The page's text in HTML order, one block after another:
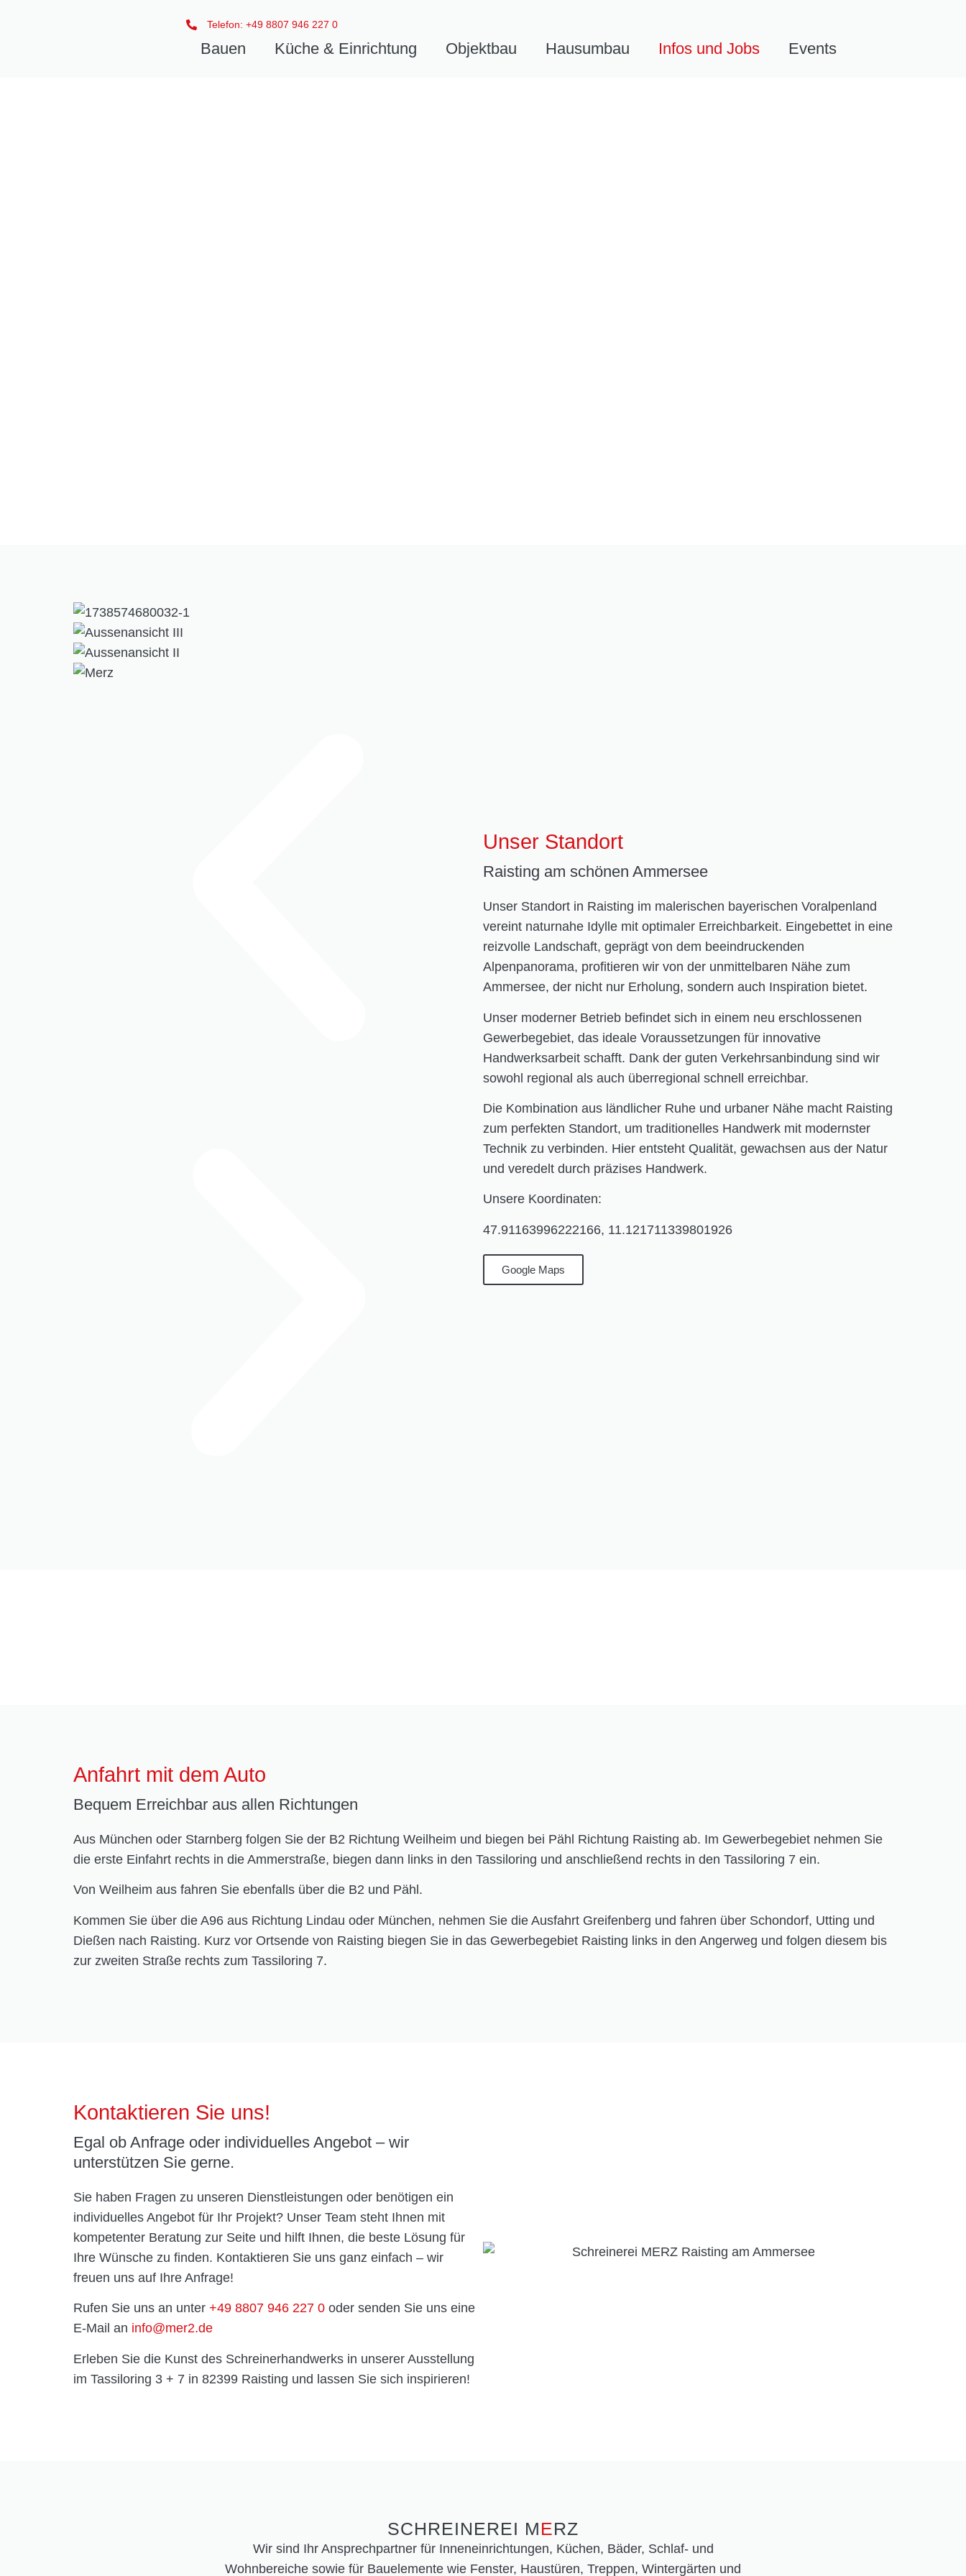
Telefon: +49 8807 946 227 0
Bauen Küche & Einrichtung Objektbau Hausumbau Infos und Jobs Events
Unser Standort
Raisting am schönen Ammersee
Unser Standort in Raisting im malerischen bayerischen Voralpenland
vereint naturnahe Idylle mit optimaler Erreichbarkeit. Eingebettet in eine
reizvolle Landschaft, geprägt von dem beeindruckenden
Alpenpanorama, profitieren wir von der unmittelbaren Nähe zum
Ammersee, der nicht nur Erholung, sondern auch Inspiration bietet.
Unser moderner Betrieb befindet sich in einem neu erschlossenen
Gewerbegebiet, das ideale Voraussetzungen für innovative
Handwerksarbeit schafft. Dank der guten Verkehrsanbindung sind wir
sowohl regional als auch überregional schnell erreichbar.
Die Kombination aus ländlicher Ruhe und urbaner Nähe macht Raisting
zum perfekten Standort, um traditionelles Handwerk mit modernster
Technik zu verbinden. Hier entsteht Qualität, gewachsen aus der Natur
und veredelt durch präzises Handwerk.
Unsere Koordinaten:
47.91163996222166, 11.121711339801926
Google Maps
Anfahrt mit dem Auto
Bequem Erreichbar aus allen Richtungen
Aus München oder Starnberg folgen Sie der B2 Richtung Weilheim und biegen bei Pähl Richtung Raisting ab. Im Gewerbegebiet nehmen Sie
die erste Einfahrt rechts in die Ammerstraße, biegen dann links in den Tassiloring und anschließend rechts in den Tassiloring 7 ein.
Von Weilheim aus fahren Sie ebenfalls über die B2 und Pähl.
Kommen Sie über die A96 aus Richtung Lindau oder München, nehmen Sie die Ausfahrt Greifenberg und fahren über Schondorf, Utting und
Dießen nach Raisting. Kurz vor Ortsende von Raisting biegen Sie in das Gewerbegebiet Raisting links in den Angerweg und folgen diesem bis
zur zweiten Straße rechts zum Tassiloring 7.
Kontaktieren Sie uns!
Egal ob Anfrage oder individuelles Angebot – wir
unterstützen Sie gerne.
Sie haben Fragen zu unseren Dienstleistungen oder benötigen ein
individuelles Angebot für Ihr Projekt? Unser Team steht Ihnen mit
kompetenter Beratung zur Seite und hilft Ihnen, die beste Lösung für
Ihre Wünsche zu finden. Kontaktieren Sie uns ganz einfach – wir
freuen uns auf Ihre Anfrage!
Rufen Sie uns an unter +49 8807 946 227 0 oder senden Sie uns eine
E-Mail an info@mer2.de
Erleben Sie die Kunst des Schreinerhandwerks in unserer Ausstellung
im Tassiloring 3 + 7 in 82399 Raisting und lassen Sie sich inspirieren!
SCHREINEREI MERZ
Wir sind Ihr Ansprechpartner für Inneneinrichtungen, Küchen, Bäder, Schlaf- und
Wohnbereiche sowie für Bauelemente wie Fenster, Haustüren, Treppen, Wintergärten und